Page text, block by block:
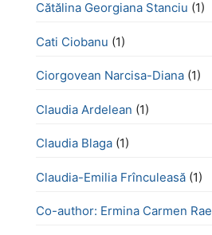
Cătălina Georgiana Stanciu (1)
Cati Ciobanu (1)
Ciorgovean Narcisa-Diana (1)
Claudia Ardelean (1)
Claudia Blaga (1)
Claudia-Emilia Frînculeasă (1)
Co-author: Ermina Carmen